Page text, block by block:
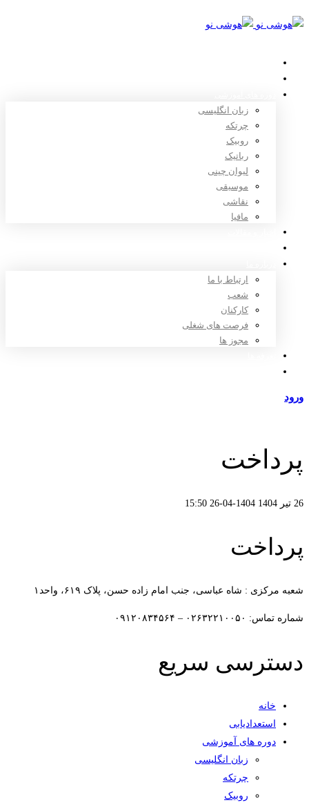
زبان انگلیسی
چرتکه
روبیک
رباتیک
لیوان چینی
موسیقی
نقاشی
مافیا
ارتباط با ما
شعب
کارکنان
فرصت های شغلی
مجوز ها
ورود
پرداخت
26 تیر 1404 1404-04-26 15:50
پرداخت
شعبه مرکزی : شاه عباسی، جنب امام زاده حسن، پلاک ۶۱۹، واحد۱​
شماره تماس: ۰۲۶۳۲۲۱۰۰۵۰ – ۰۹۱۲۰۸۳۴۵۶۴
دسترسی سریع
خانه
استعدادیابی
دوره های آموزشی
زبان انگلیسی
چرتکه
روبیک